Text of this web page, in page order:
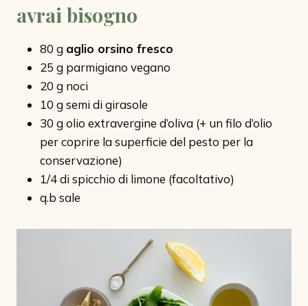
avrai bisogno
80 g aglio orsino fresco
25 g parmigiano vegano
20 g noci
10 g semi di girasole
30 g olio extravergine d’oliva (+ un filo d’olio
per coprire la superficie del pesto per la
conservazione)
1/4 di spicchio di limone (facoltativo)
q.b sale